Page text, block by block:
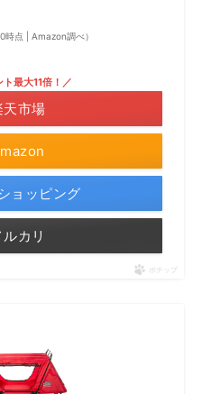
時点 | Amazon調べ）
ト最大11倍！／
天市場
ョッピング
ルカリ
ポチップ